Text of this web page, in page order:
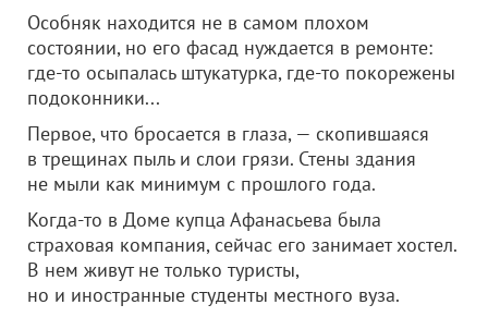
Особняк находится не в самом плохом
состоянии, но его фасад нуждается в ремонте:
где-то осыпалась штукатурка, где-то покорежены
подоконники...
Первое, что бросается в глаза, — скопившаяся
в трещинах пыль и слои грязи. Стены здания
не мыли как минимум с прошлого года.
Когда-то в Доме купца Афанасьева была
страховая компания, сейчас его занимает хостел.
В нем живут не только туристы,
но и иностранные студенты местного вуза.